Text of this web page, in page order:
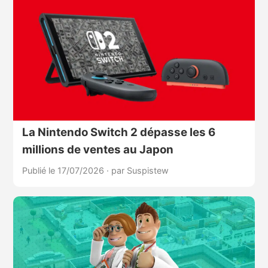
La Nintendo Switch 2 dépasse les 6
millions de ventes au Japon
Publié le 17/07/2026 · par Suspistew